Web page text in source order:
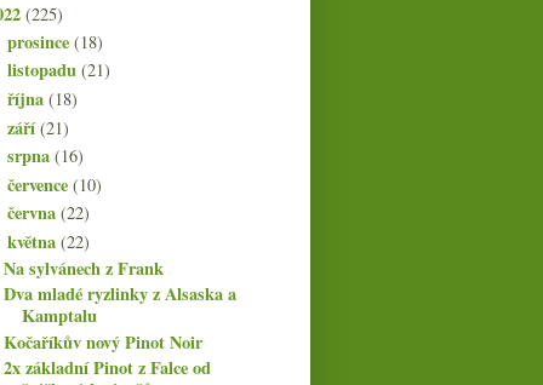
(225)
prosince(18)
listopadu(21)
října(18)
září(21)
srpna(16)
července(10)
června(22)
května(22)
Na sylvánech z Frank
Dva mladé ryzlinky z Alsaska a
Kamptalu
Kočaříkův nový Pinot Noir
2x základní Pinot z Falce od